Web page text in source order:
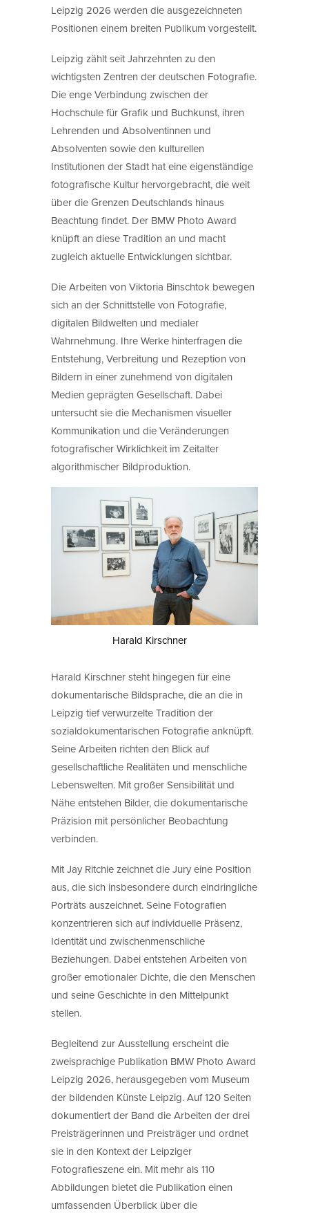
Leipzig 2026 werden die ausgezeichneten
Positionen einem breiten Publikum vorgestellt.
Leipzig zählt seit Jahrzehnten zu den
wichtigsten Zentren der deutschen Fotografie.
Die enge Verbindung zwischen der
Hochschule für Grafik und Buchkunst, ihren
Lehrenden und Absolventinnen und
Absolventen sowie den kulturellen
Institutionen der Stadt hat eine eigenständige
fotografische Kultur hervorgebracht, die weit
über die Grenzen Deutschlands hinaus
Beachtung findet. Der BMW Photo Award
knüpft an diese Tradition an und macht
zugleich aktuelle Entwicklungen sichtbar.
Die Arbeiten von Viktoria Binschtok bewegen
sich an der Schnittstelle von Fotografie,
digitalen Bildwelten und medialer
Wahrnehmung. Ihre Werke hinterfragen die
Entstehung, Verbreitung und Rezeption von
Bildern in einer zunehmend von digitalen
Medien geprägten Gesellschaft. Dabei
untersucht sie die Mechanismen visueller
Kommunikation und die Veränderungen
fotografischer Wirklichkeit im Zeitalter
algorithmischer Bildproduktion.
Harald Kirschner
Harald Kirschner steht hingegen für eine
dokumentarische Bildsprache, die an die in
Leipzig tief verwurzelte Tradition der
sozialdokumentarischen Fotografie anknüpft.
Seine Arbeiten richten den Blick auf
gesellschaftliche Realitäten und menschliche
Lebenswelten. Mit großer Sensibilität und
Nähe entstehen Bilder, die dokumentarische
Präzision mit persönlicher Beobachtung
verbinden.
Mit Jay Ritchie zeichnet die Jury eine Position
aus, die sich insbesondere durch eindringliche
Porträts auszeichnet. Seine Fotografien
konzentrieren sich auf individuelle Präsenz,
Identität und zwischenmenschliche
Beziehungen. Dabei entstehen Arbeiten von
großer emotionaler Dichte, die den Menschen
und seine Geschichte in den Mittelpunkt
stellen.
Begleitend zur Ausstellung erscheint die
zweisprachige Publikation BMW Photo Award
Leipzig 2026, herausgegeben vom Museum
der bildenden Künste Leipzig. Auf 120 Seiten
dokumentiert der Band die Arbeiten der drei
Preisträgerinnen und Preisträger und ordnet
sie in den Kontext der Leipziger
Fotografieszene ein. Mit mehr als 110
Abbildungen bietet die Publikation einen
umfassenden Überblick über die